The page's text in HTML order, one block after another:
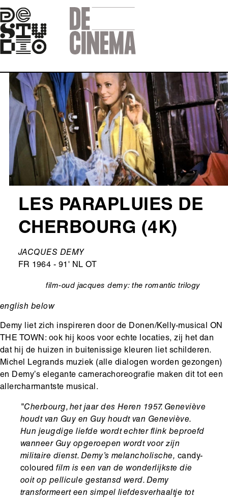
Skip
to
main
navigation
LES PARAPLUIES DE
CHERBOURG (4K)
Ondertitel
JACQUES DEMY
FR 1964 - 91' NL OT
categorie
film-oud jacques demy: the romantic trilogy
english below
Demy liet zich inspireren door de Donen/Kelly-musical ON
THE TOWN: ook hij koos voor echte locaties, zij het dan
dat hij de huizen in buitenissige kleuren liet schilderen.
Michel Legrands muziek (alle dialogen worden gezongen)
en Demy’s elegante camerachoreografie maken dit tot een
allercharmantste musical.
"Cherbourg, het jaar des Heren 1957. Geneviève
houdt van Guy en Guy houdt van Geneviève.
Hun jeugdige liefde wordt echter flink beproefd
wanneer Guy opgeroepen wordt voor zijn
militaire dienst. Demy’s melancholische, candy-
coloured film is een van de wonderlijkste die
ooit op pellicule gestansd werd. Demy
transformeert een simpel liefdesverhaaltje tot